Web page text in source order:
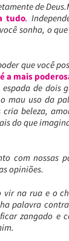
de
tudo.
sonha, o
que você
a mais
de dois
mau uso da
cria beleza,
do que
com nossas
opiniões.
vir na rua e o
palavra
zangado e